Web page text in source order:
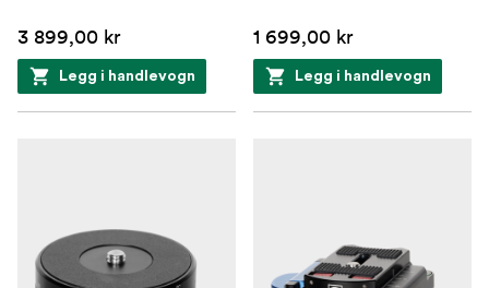
3 899,00 kr
Legg i handlevogn
1 699,00 kr
Legg i handlevogn